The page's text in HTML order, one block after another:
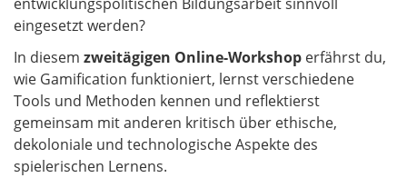
eingesetzt werden?
In diesem zweitägigen Online-Workshop erfährst du,
wie Gamification funktioniert, lernst verschiedene
Tools und Methoden kennen und reflektierst
gemeinsam mit anderen kritisch über ethische,
dekoloniale und technologische Aspekte des
spielerischen Lernens.